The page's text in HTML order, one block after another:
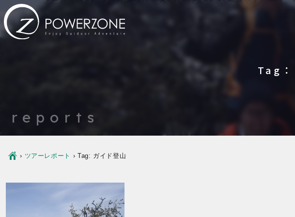
reports
Tag：
Ç › ツアーレポート › Tag: ガイド登山